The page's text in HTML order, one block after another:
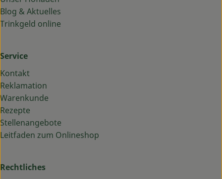
Blog & Aktuelles
Trinkgeld online
Service
Kontakt
Reklamation
Warenkunde
Rezepte
Stellenangebote
Leitfaden zum Onlineshop
Rechtliches